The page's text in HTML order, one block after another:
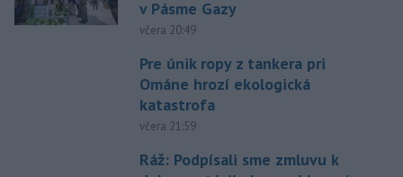
v Pásme Gazy
včera 20:49
Pre únik ropy z tankera pri
Ománe hrozí ekologická
katastrofa
včera 21:59
Ráž: Podpísali sme zmluvu k